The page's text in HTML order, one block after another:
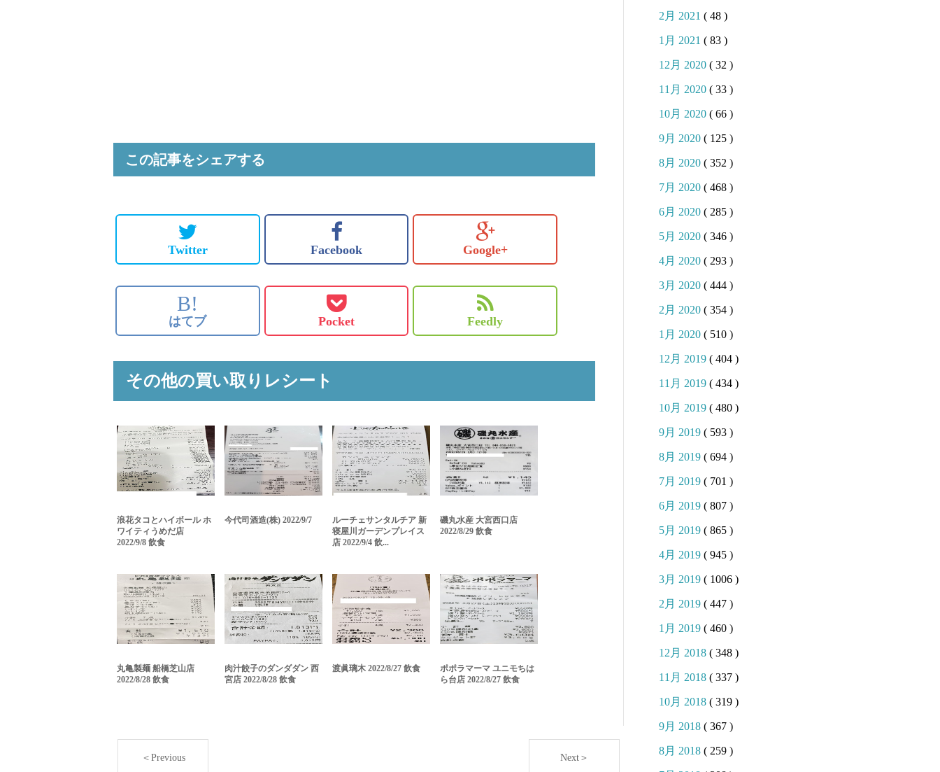
この記事をシェアする
Twitter Facebook Google+
B!
はてブ Pocket Feedly
その他の買い取りレシート
浪花タコとハイボール ホ
ワイティうめだ店
2022/9/8 飲食
今代司酒造(株) 2022/9/7
ルーチェサンタルチア 新
寝屋川ガーデンプレイス
店 2022/9/4 飲...
磯丸水産 大宮西口店
2022/8/29 飲食
丸亀製麺 船橋芝山店
2022/8/28 飲食
肉汁餃子のダンダダン 西
宮店 2022/8/28 飲食
渡眞璃木 2022/8/27 飲食
ポポラマーマ ユニモちは
ら台店 2022/8/27 飲食
＜Previous Next＞
2月 2021 ( 48 )
1月 2021 ( 83 )
12月 2020 ( 32 )
11月 2020 ( 33 )
10月 2020 ( 66 )
9月 2020 ( 125 )
8月 2020 ( 352 )
7月 2020 ( 468 )
6月 2020 ( 285 )
5月 2020 ( 346 )
4月 2020 ( 293 )
3月 2020 ( 444 )
2月 2020 ( 354 )
1月 2020 ( 510 )
12月 2019 ( 404 )
11月 2019 ( 434 )
10月 2019 ( 480 )
9月 2019 ( 593 )
8月 2019 ( 694 )
7月 2019 ( 701 )
6月 2019 ( 807 )
5月 2019 ( 865 )
4月 2019 ( 945 )
3月 2019 ( 1006 )
2月 2019 ( 447 )
1月 2019 ( 460 )
12月 2018 ( 348 )
11月 2018 ( 337 )
10月 2018 ( 319 )
9月 2018 ( 367 )
8月 2018 ( 259 )